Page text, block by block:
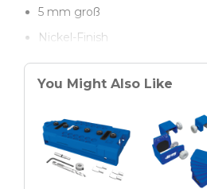
5 mm groß
Nickel-Finish
You Might Also Like